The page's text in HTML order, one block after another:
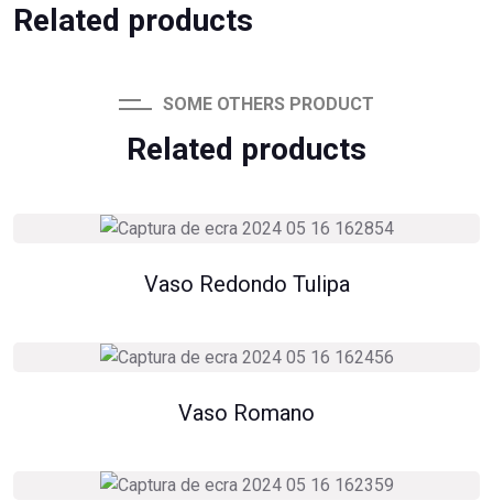
Related products
SOME OTHERS PRODUCT
Related products
Vaso Redondo Tulipa
Vaso Romano